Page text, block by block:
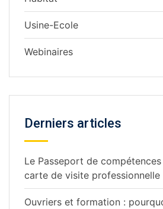
Usine-Ecole
Webinaires
Derniers articles
Le Passeport de
carte de visite professionnelle
Ouvriers et formation :